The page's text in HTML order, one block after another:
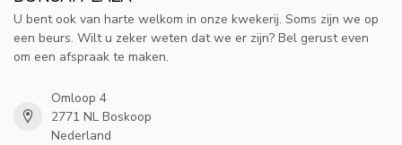
U bent ook van harte welkom in onze kwekerij. Soms zijn we op
een beurs. Wilt u zeker weten dat we er zijn? Bel gerust even
om een afspraak te maken.
Omloop 4
2771 NL Boskoop
Nederland